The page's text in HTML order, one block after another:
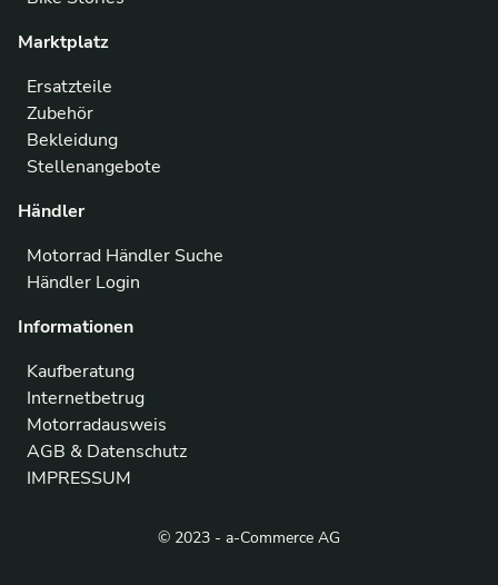
Marktplatz
Ersatzteile
Zubehör
Bekleidung
Stellenangebote
Händler
Motorrad Händler Suche
Händler Login
Informationen
Kaufberatung
Internetbetrug
Motorradausweis
AGB & Datenschutz
IMPRESSUM
© 2023 - a-Commerce AG